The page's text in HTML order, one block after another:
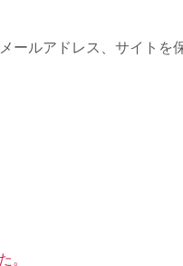
ルアドレス、サイトを